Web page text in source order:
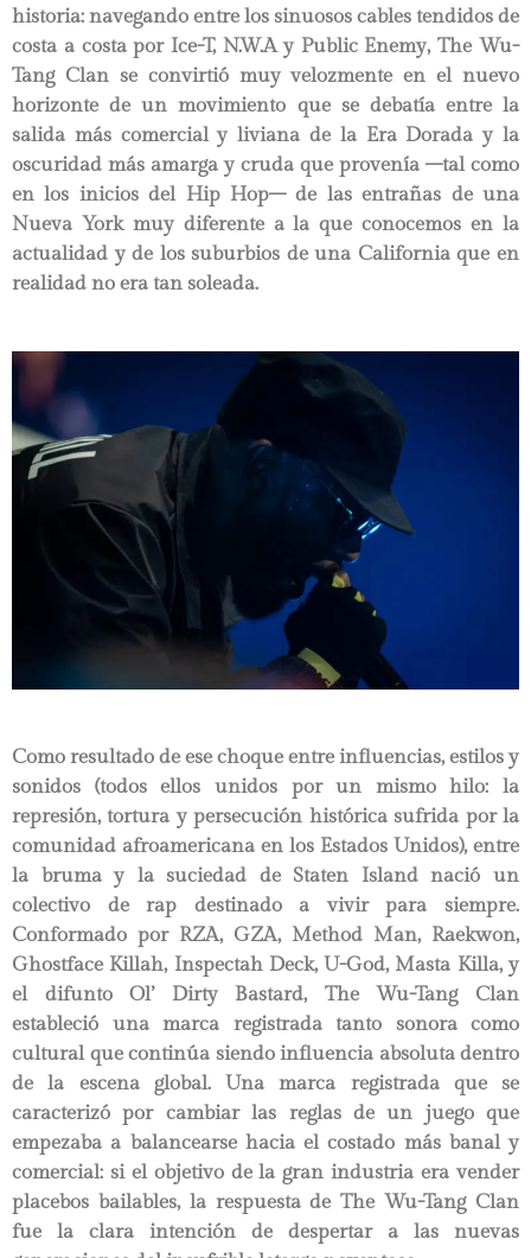
historia: navegando entre los sinuosos cables tendidos de
costa a costa por Ice-T, N.W.A y Public Enemy, The Wu-
Tang Clan se convirtió muy velozmente en el nuevo
horizonte de un movimiento que se debatía entre la
salida más comercial y liviana de la Era Dorada y la
oscuridad más amarga y cruda que provenía –tal como
en los inicios del Hip Hop– de las entrañas de una
Nueva York muy diferente a la que conocemos en la
actualidad y de los suburbios de una California que en
realidad no era tan soleada.
Como resultado de ese choque entre influencias, estilos y
sonidos (todos ellos unidos por un mismo hilo: la
represión, tortura y persecución histórica sufrida por la
comunidad afroamericana en los Estados Unidos), entre
la bruma y la suciedad de Staten Island nació un
colectivo de rap destinado a vivir para siempre.
Conformado por RZA, GZA, Method Man, Raekwon,
Ghostface Killah, Inspectah Deck, U-God, Masta Killa, y
el difunto Ol’ Dirty Bastard, The Wu-Tang Clan
estableció una marca registrada tanto sonora como
cultural que continúa siendo influencia absoluta dentro
de la escena global. Una marca registrada que se
caracterizó por cambiar las reglas de un juego que
empezaba a balancearse hacia el costado más banal y
comercial: si el objetivo de la gran industria era vender
placebos bailables, la respuesta de The Wu-Tang Clan
fue la clara intención de despertar a las nuevas